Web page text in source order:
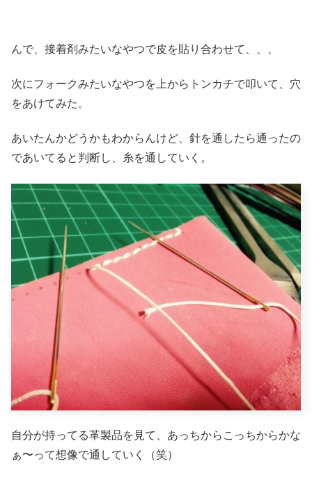
んで、接着剤みたいなやつで皮を貼り合わせて、、、
次にフォークみたいなやつを上からトンカチで叩いて、穴
をあけてみた。
あいたんかどうかもわからんけど、針を通したら通ったの
であいてると判断し、糸を通していく。
自分が持ってる革製品を見て、あっちからこっちからかな
ぁ〜って想像で通していく（笑）